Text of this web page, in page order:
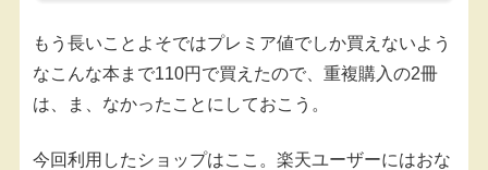
もう長いことよそではプレミア値でしか買えないよう
なこんな本まで110円で買えたので、重複購入の2冊
は、ま、なかったことにしておこう。
今回利用したショップはここ。楽天ユーザーにはおな